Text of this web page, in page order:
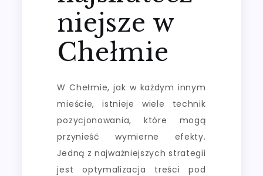
niejsze w
Chełmie
W Chełmie, jak w każdym innym
mieście, istnieje wiele technik
pozycjonowania, które mogą
przynieść wymierne efekty.
Jedną z najważniejszych strategii
jest optymalizacja treści pod